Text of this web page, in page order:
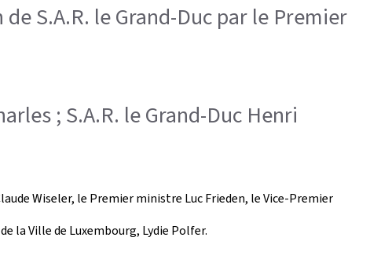
S.A.R. le Grand-Duc par le Premier
; S.A.R. le Grand-Duc Henri
Wiseler, le Premier ministre Luc Frieden, le Vice-Premier
la Ville de Luxembourg, Lydie Polfer.